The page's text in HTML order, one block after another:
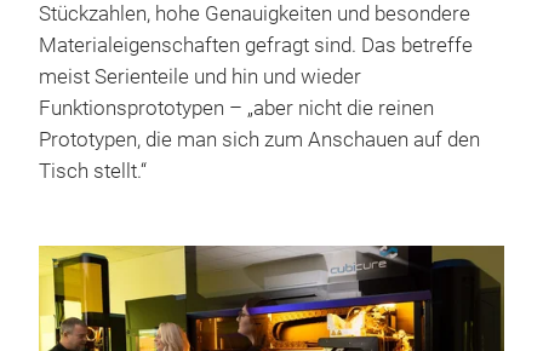
Stückzahlen, hohe Genauigkeiten und besondere
Materialeigenschaften gefragt sind. Das betreffe
meist Serienteile und hin und wieder
Funktionsprototypen – „aber nicht die reinen
Prototypen, die man sich zum Anschauen auf den
Tisch stellt.“